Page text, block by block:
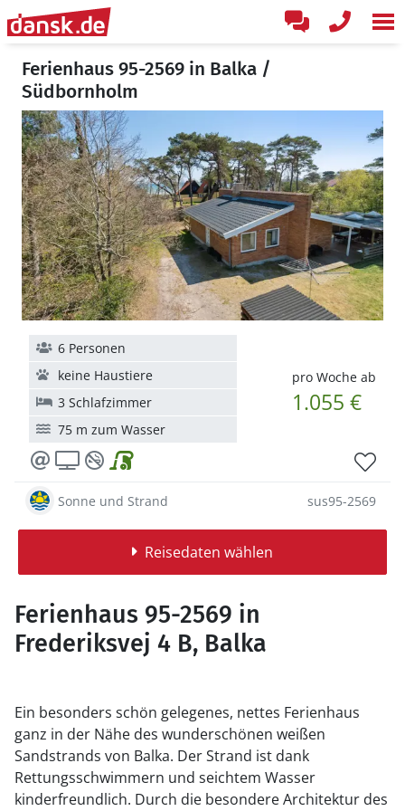
Ferienhaus 95-2569 in Balka /
Südbornholm
pro Woche ab
1.055 €
6 Personen
keine Haustiere
3 Schlafzimmer
75 m zum Wasser
Sonne und Strand sus95-2569
Reisedaten wählen
Ferienhaus 95-2569 in
Frederiksvej 4 B, Balka
Ein besonders schön gelegenes, nettes Ferienhaus
ganz in der Nähe des wunderschönen weißen
Sandstrands von Balka. Der Strand ist dank
Rettungsschwimmern und seichtem Wasser
kinderfreundlich. Durch die besondere Architektur des